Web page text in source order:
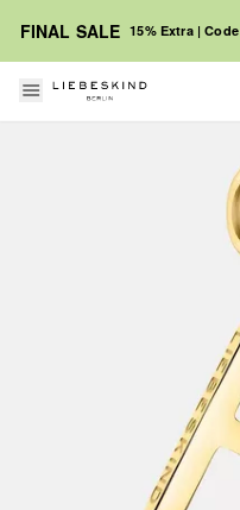
FINAL SALE 15% Extra | Code